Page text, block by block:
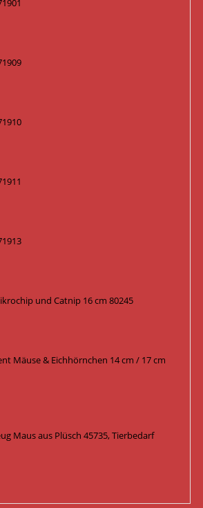
und Catnip 16 cm 80245
Mäuse & Eichhörnchen 14 cm / 17 cm
Maus aus Plüsch 45735, Tierbedarf